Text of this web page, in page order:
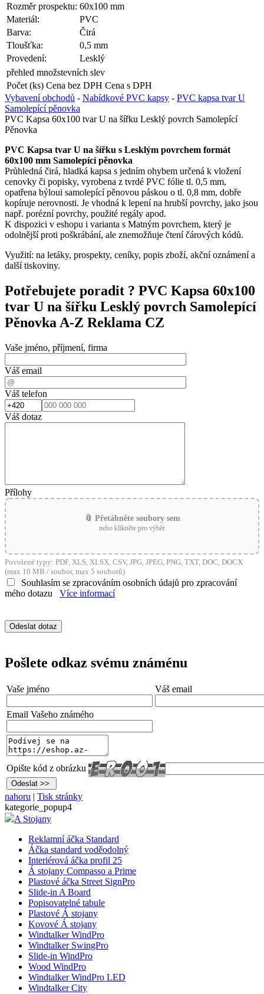
Rozměr prospektu: 60x100 mm
Materiál:
PVC
Barva:
Čirá
Tloušťka:
0,5 mm
Provedení:
Lesklý
přehled množstevních slev
Počet (ks) Cena bez DPH Cena s DPH
Vybavení obchodů - Nabídkové PVC kapsy - PVC kapsa tvar U
Samolepící pěnovka
PVC Kapsa 60x100 tvar U na šířku Lesklý povrch Samolepící
Pěnovka
PVC Kapsa tvar U na šířku s Lesklým povrchem formát
60x100 mm Samolepící pěnovka
Průhledná čirá, hladká kapsa s jedním ohybem určená k vložení
cenovky či popisky, vyrobena z tvrdé PVC fólie tl. 0,5 mm,
opatřena býloui samolepící pěnovou páskou o tl. 0,8 mm, dobře
kopíruje nerovnosti. Je vhodná k lepení na hrubší povrchy, jako jsou
např. porézní povrchy, použité regály apod.
K dispozici v eshopu i varianta s Matným povrchem, který je
odolnější proti poškrábání, ale znemožňuje čtení čárových kódů.
Využití: na letáky, prospekty, ceníky, popis zboží, akční oznámení a
další tiskoviny.
Potřebujete poradit ? PVC Kapsa 60x100
tvar U na šířku Lesklý povrch Samolepící
Pěnovka A-Z Reklama CZ
Vaše jméno, příjmení, firma
Váš email
Váš telefon
Váš dotaz
Přílohy
📎 Přetáhněte soubory sem
nebo klikněte pro výběr
Povolené typy: PDF, XLS, XLSX, CSV, JPG, JPEG, PNG, TXT, DOC, DOCX
(max 10 MB / soubor, max 5 souborů)
Souhlasím se zpracováním osobních údajů pro zpracování
mého dotazu
Více informací
Pošlete odkaz svému známénu
Vaše jméno Váš email
Email Vašeho známého
Opište kód z obrázku
nahoru | Tisk stránky
kategorie_popup4
A Stojany
Reklamní áčka Standard
Áčka standard voděodolný
Interiérová áčka profil 25
Á stojany Compasso a Prime
Plastové áčka Street SignPro
Slide-in A Board
Popisovatelné tabule
Plastové Á stojany
Kovové Á stojany
Windtalker WindPro
Windtalker SwingPro
Slide-in WindPro
Wood WindPro
Windtalker WindPro LED
Windtalker City